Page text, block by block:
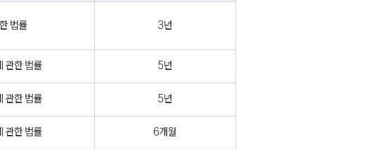
법률 3년
관한 법률 5년
관한 법률 5년
관한 법률 6개월